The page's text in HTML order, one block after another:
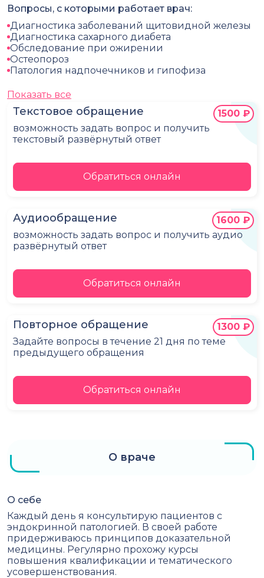
Текстовое обращение
возможность задать вопрос и получить
текстовый развёрнутый ответ
1500 ₽
Обратиться онлайн
Аудиообращение
возможность задать вопрос и получить аудио
развёрнутый ответ
1600 ₽
Обратиться онлайн
Повторное обращение
Задайте вопросы в течение 21 дня по теме
предыдущего обращения
1300 ₽
Обратиться онлайн
Вопросы, с которыми работает врач:
Диагностика заболеваний щитовидной железы
Диагностика сахарного диабета
Обследование при ожирении
Остеопороз
Патология надпочечников и гипофиза
Показать все
О враче
О себе
Каждый день я консультирую пациентов с
эндокринной патологией. В своей работе
придерживаюсь принципов доказательной
медицины. Регулярно прохожу курсы
повышения квалификации и тематического
усовершенствования.